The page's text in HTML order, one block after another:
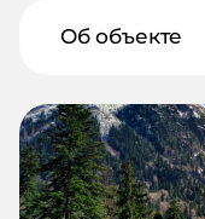
Об объекте